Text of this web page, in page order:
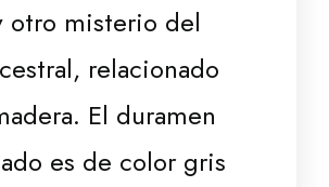
otro misterio del
relacionado
El duramen
es de color gris